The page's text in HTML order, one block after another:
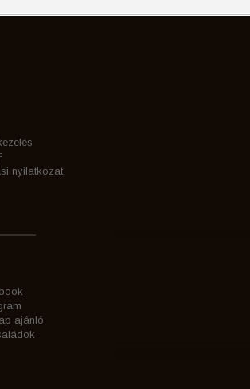
nyilatkozat
ajánló